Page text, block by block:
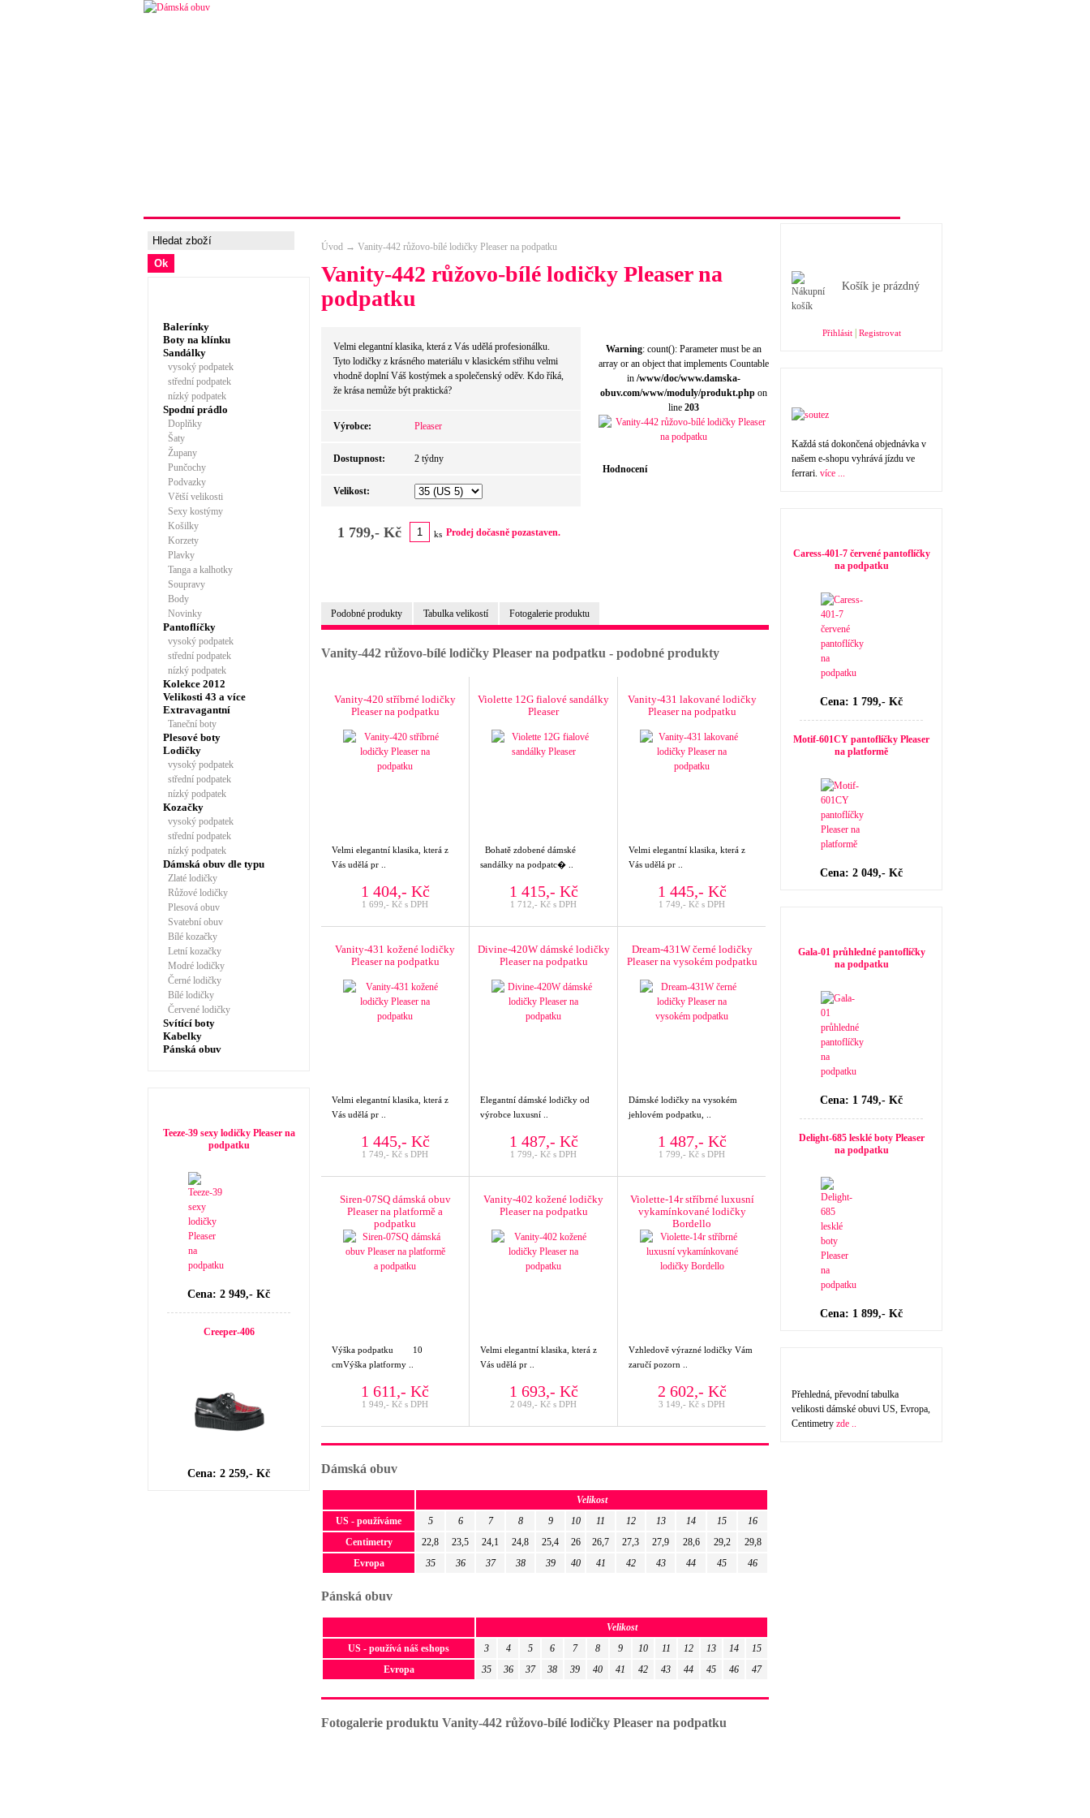
Balerínky
Boty na klínku
Sandálky
vysoký podpatek
střední podpatek
nízký podpatek
Spodní prádlo
Doplňky
Šaty
Župany
Punčochy
Podvazky
Větší velikosti
Sexy kostýmy
Košilky
Korzety
Plavky
Tanga a kalhotky
Soupravy
Body
Novinky
Pantoflíčky
vysoký podpatek
střední podpatek
nízký podpatek
Kolekce 2012
Velikosti 43 a více
Extravagantní
Taneční boty
Plesové boty
Lodičky
vysoký podpatek
střední podpatek
nízký podpatek
Kozačky
vysoký podpatek
střední podpatek
nízký podpatek
Dámská obuv dle typu
Zlaté lodičky
Růžové lodičky
Plesová obuv
Svatební obuv
Bílé kozačky
Letní kozačky
Modré lodičky
Černé lodičky
Bílé lodičky
Červené lodičky
Svítící boty
Kabelky
Pánská obuv
Teeze-39 sexy lodičky Pleaser na
podpatku
Cena: 2 949,- Kč
Creeper-406
Cena: 2 259,- Kč
Úvod → Vanity-442 růžovo-bílé lodičky Pleaser na podpatku
Vanity-442 růžovo-bílé lodičky Pleaser na
podpatku
Velmi elegantní klasika, která z Vás udělá profesionálku.
Tyto lodičky z krásného materiálu v klasickém střihu velmi
vhodně doplní Váš kostýmek a společenský oděv. Kdo říká,
že krása nemůže být praktická?
Výrobce: Pleaser
Dostupnost: 2 týdny
Velikost:
1 799,- Kč ks Prodej dočasně pozastaven.
Warning: count(): Parameter must be an
array or an object that implements Countable
in /www/doc/www.damska-
obuv.com/www/moduly/produkt.php on
line 203
Hodnocení
Podobné produkty Tabulka velikostí Fotogalerie produktu
Vanity-442 růžovo-bílé lodičky Pleaser na podpatku - podobné produkty
Vanity-420 stříbrné lodičky
Pleaser na podpatku
Velmi elegantní klasika, která z
Vás udělá pr ..
1 404,- Kč
1 699,- Kč s DPH
Violette 12G fialové sandálky
Pleaser
Bohatě zdobené dámské
sandálky na podpatc� ..
1 415,- Kč
1 712,- Kč s DPH
Vanity-431 lakované lodičky
Pleaser na podpatku
Velmi elegantní klasika, která z
Vás udělá pr ..
1 445,- Kč
1 749,- Kč s DPH
Vanity-431 kožené lodičky
Pleaser na podpatku
Velmi elegantní klasika, která z
Vás udělá pr ..
1 445,- Kč
1 749,- Kč s DPH
Divine-420W dámské lodičky
Pleaser na podpatku
Elegantní dámské lodičky od
výrobce luxusní ..
1 487,- Kč
1 799,- Kč s DPH
Dream-431W černé lodičky
Pleaser na vysokém podpatku
Dámské lodičky na vysokém
jehlovém podpatku, ..
1 487,- Kč
1 799,- Kč s DPH
Siren-07SQ dámská obuv
Pleaser na platformě a
podpatku
Výška podpatku 10
cmVýška platformy ..
1 611,- Kč
1 949,- Kč s DPH
Vanity-402 kožené lodičky
Pleaser na podpatku
Velmi elegantní klasika, která z
Vás udělá pr ..
1 693,- Kč
2 049,- Kč s DPH
Violette-14r stříbrné luxusní
vykamínkované lodičky
Bordello
Vzhledově výrazné lodičky Vám
zaručí pozorn ..
2 602,- Kč
3 149,- Kč s DPH
Dámská obuv
Velikost
US - používáme
5 6 7 8 9 10 11 12 13 14 15
16
Centimetry
22,8 23,5 24,1 24,8 25,4 26 26,7 27,3 27,9 28,6 29,2
29,8
Evropa
35 36 37 38 39 40 41 42 43 44 45 46
Pánská obuv
Velikost
US - používá náš eshops
3 4 5 6 7 8 9 10 11 12 13 14
15
Evropa
35 36 37 38 39 40 41 42 43 44 45 46 47
Fotogalerie produktu Vanity-442 růžovo-bílé lodičky Pleaser na podpatku
Košík je prázdný
Přihlásit| Registrovat
Každá stá dokončená objednávka v
našem e-shopu vyhrává jízdu ve
ferrari. více ...
Caress-401-7 červené pantoflíčky
na podpatku
Cena: 1 799,- Kč
Motif-601CY pantoflíčky Pleaser
na platformě
Cena: 2 049,- Kč
Gala-01 průhledné pantoflíčky
na podpatku
Cena: 1 749,- Kč
Delight-685 lesklé boty Pleaser
na podpatku
Cena: 1 899,- Kč
Přehledná, převodní tabulka
velikosti dámské obuvi US, Evropa,
Centimetry zde ..